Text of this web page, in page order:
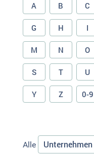
A B C
G H I
M N O
S T U
Y Z 0-9
Alle